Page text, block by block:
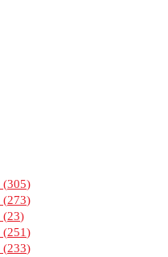
305
273
23
251
233